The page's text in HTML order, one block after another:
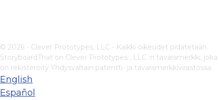
© 2026 - Clever Prototypes, LLC - Kaikki oikeudet pidätetään.
StoryboardThat on Clever Prototypes , LLC :n tavaramerkki, joka
on rekisteröity Yhdysvaltain patentti- ja tavaramerkkivirastossa.
English
Español